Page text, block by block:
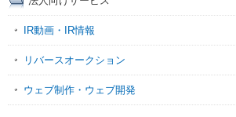
IR動画・IR情報
リバースオークション
ウェブ制作・ウェブ開発